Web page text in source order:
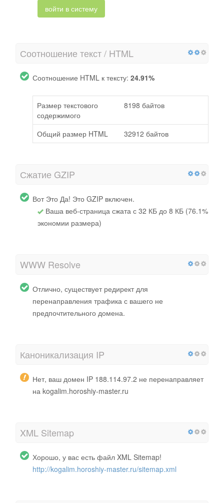
войти в систему
Соотношение текст / HTML
Соотношение HTML к тексту: 24.91%
Размер текстового
содержимого
8198 байтов
Общий размер HTML 32912 байтов
Сжатие GZIP
Вот Это Да! Это GZIP включен.
Ваша веб-страница сжата с 32 КБ до 8 КБ (76.1%
экономии размера)
WWW Resolve
Отлично, существует редирект для
перенаправления трафика с вашего не
предпочтительного домена.
Каноникализация IP
Нет, ваш домен IP 188.114.97.2 не перенаправляет
на kogalim.horoshiy-master.ru
XML Sitemap
Хорошо, у вас есть файл XML Sitemap!
http://kogalim.horoshiy-master.ru/sitemap.xml